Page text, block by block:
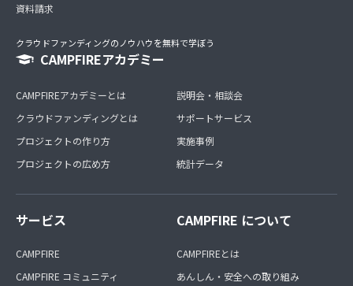
資料請求
クラウドファンディングのノウハウを無料で学ぼう
CAMPFIREアカデミー
CAMPFIREアカデミーとは
クラウドファンディングとは
プロジェクトの作り方
プロジェクトの広め方
説明会・相談会
サポートサービス
実施事例
統計データ
サービス
CAMPFIRE
CAMPFIRE コミュニティ
CAMPFIRE について
CAMPFIREとは
あんしん・安全への取り組み